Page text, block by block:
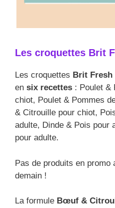
Les croquettes Brit
Les croquettes Brit Fresh
en six recettes : Poulet &
chiot, Poulet & Pommes
& Citrouille pour chiot,
adulte, Dinde & Pois pour
pour adulte.
Pas de produits en promo
demain !
La formule Bœuf &